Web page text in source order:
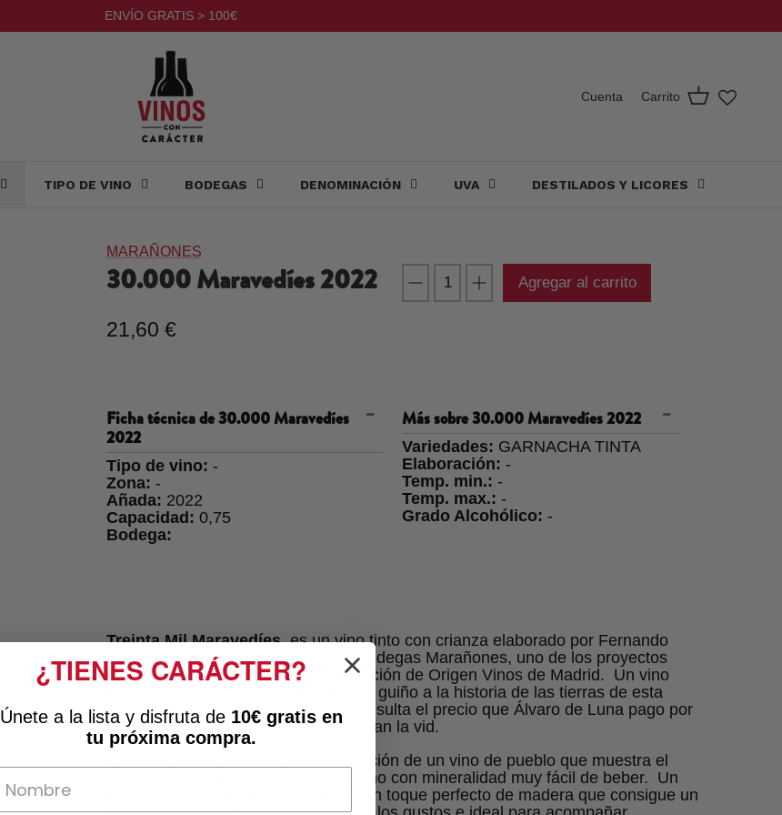
ENVÍO GRATIS > 100€
Cuenta Carrito
TIPO DE VINO BODEGAS DENOMINACIÓN UVA DESTILADOS Y LICORES
MARAÑONES
30.000 Maravedíes2022
21,60 €
Agregar al carrito
Ficha técnica de30.000 Maravedíes
2022
Tipo de vino: -
Zona: -
Añada: 2022
Capacidad: 0,75
Bodega:
Más sobre30.000 Maravedíes 2022
Variedades: GARNACHA TINTA
Elaboración: -
Temp. min.: -
Temp. max.: -
Grado Alcohólico: -
Treinta Mil Maravedíes, es un vino tinto con crianza elaborado por Fernando
García, enólogo y responsable de Bodegas Marañones, uno de los proyectos
más recientes de la joven Denominación de Origen Vinos de Madrid. Un vino
especial que hace con su nombre un guiño a la historia de las tierras de esta
bodega, ya que 30 mil maravedíes resulta el precio que Álvaro de Luna pago por
el Señorío donde los monjes cultivaban la vid.
Este vino tinto de Madrid es la evolución de un vino de pueblo que muestra el
carácter del terruño resultando un vino con mineralidad muy fácil de beber. Un
coupage de Garnacha y Syrah con un toque perfecto de madera que consigue un
¿TIENES CARÁCTER?
Únete a la lista y disfruta de 10€ gratis en
tu próxima compra.